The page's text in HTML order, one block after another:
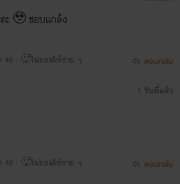
ะ 🥹 ชอบแกล้ง
48 : 🥵ไม่ยอมให้ง่าย ๆ ตอบกลับ
48 : 🥵ไม่ยอมให้ง่าย ๆ
1 วันที่แล้ว
ตอบกลับ